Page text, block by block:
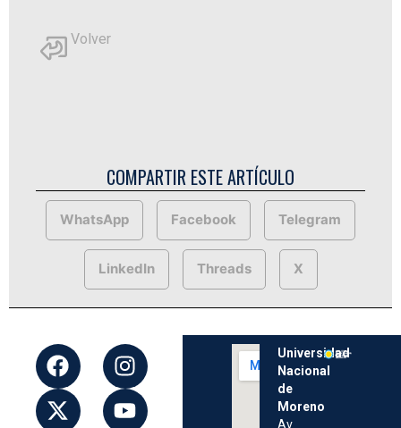
Volver
COMPARTIR ESTE ARTÍCULO
WhatsApp Facebook Telegram
LinkedIn Threads X
Universidad
Nacional
de
Moreno
Av.